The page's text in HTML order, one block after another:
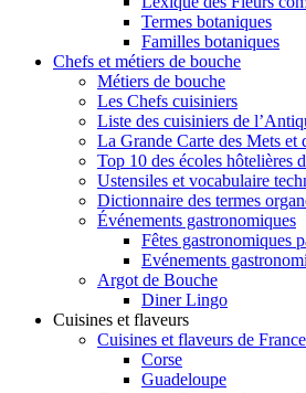
Termes botaniques
Familles botaniques
Chefs et métiers de bouche
Métiers de bouche
Les Chefs cuisiniers
Liste des cuisiniers de
La Grande Carte des Mets et
Top 10 des écoles hôtelières
Ustensiles et vocabulaire
Dictionnaire des termes
Événements gastronomiques
Fêtes gastronomiques
Evénements
Argot de Bouche
Diner Lingo
Cuisines et flaveurs
Cuisines et flaveurs de France
Corse
Guadeloupe